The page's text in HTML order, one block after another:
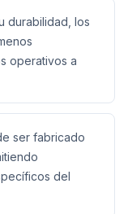
durabilidad, los
operativos a
ser fabricado
del